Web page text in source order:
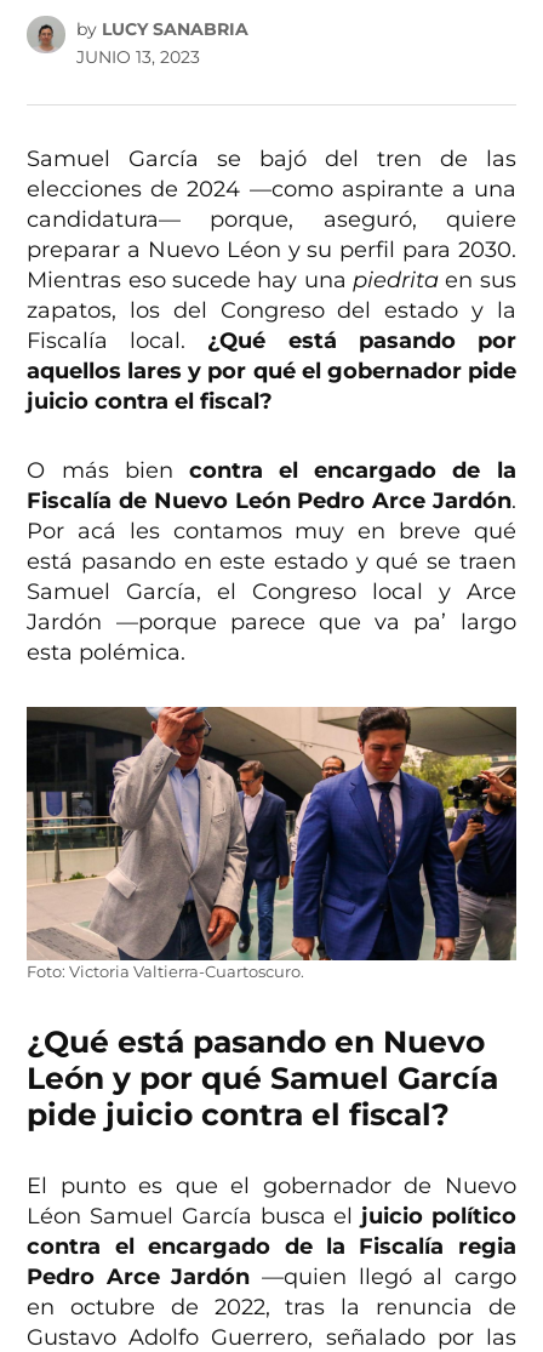
by LUCY SANABRIA
JUNIO 13, 2023
Samuel García se bajó del tren de las
elecciones de 2024 —como aspirante a una
candidatura— porque, aseguró, quiere
preparar a Nuevo Léon y su perfil para 2030.
Mientras eso sucede hay una piedritaen sus
zapatos, los del Congreso del estado y la
Fiscalía local. ¿Qué está pasando por
aquellos lares y por qué el gobernador pide
juicio contra el fiscal?
O más bien contra el encargado de la
Fiscalía de Nuevo León Pedro Arce Jardón.
Por acá les contamos muy en breve qué
está pasando en este estado y qué se traen
Samuel García, el Congreso local y Arce
Jardón —porque parece que va pa’ largo
esta polémica.
Foto: Victoria Valtierra-Cuartoscuro.
¿Qué está pasando en Nuevo
León y por qué Samuel García
pide juicio contra el fiscal?
El punto es que el gobernador de Nuevo
Léon Samuel García busca el juicio político
contra el encargado de la Fiscalía regia
Pedro Arce Jardón —quien llegó al cargo
en octubre de 2022, tras la renuncia de
Gustavo Adolfo Guerrero, señalado por las